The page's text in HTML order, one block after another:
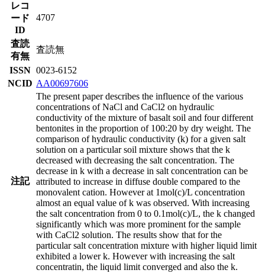
レコ
ード
ID
4707
査読
有無
査読無
ISSN 0023-6152
NCID AA00697606
注記
The present paper describes the influence of the various
concentrations of NaCl and CaCl2 on hydraulic
conductivity of the mixture of basalt soil and four different
bentonites in the proportion of 100:20 by dry weight. The
comparison of hydraulic conductivity (k) for a given salt
solution on a particular soil mixture shows that the k
decreased with decreasing the salt concentration. The
decrease in k with a decrease in salt concentration can be
attributed to increase in diffuse double compared to the
monovalent cation. However at 1mol(c)/L concentration
almost an equal value of k was observed. With increasing
the salt concentration from 0 to 0.1mol(c)/L, the k changed
significantly which was more prominent for the sample
with CaCl2 solution. The results show that for the
particular salt concentration mixture with higher liquid limit
exhibited a lower k. However with increasing the salt
concentratin, the liquid limit converged and also the k.